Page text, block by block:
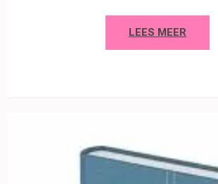
LEES MEER